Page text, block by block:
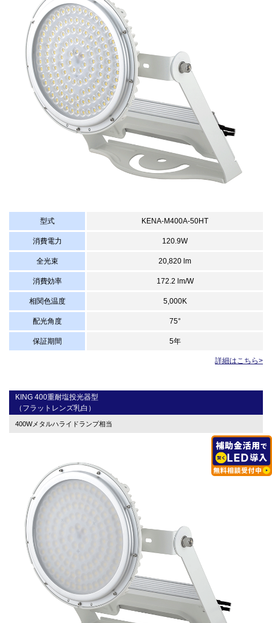
型式 KENA-M400A-50HT
消費電力 120.9W
全光束 20,820 lm
消費効率 172.2 lm/W
相関色温度 5,000K
配光角度 75°
保証期間 5年
詳細はこちら>
KING 400重耐塩投光器型
（フラットレンズ乳白）
400Wメタルハライドランプ相当